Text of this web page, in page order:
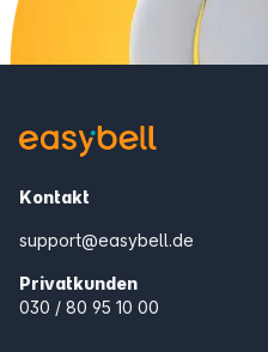
Kontakt
support@easybell.de
Privatkunden
030 / 80 95 10 00